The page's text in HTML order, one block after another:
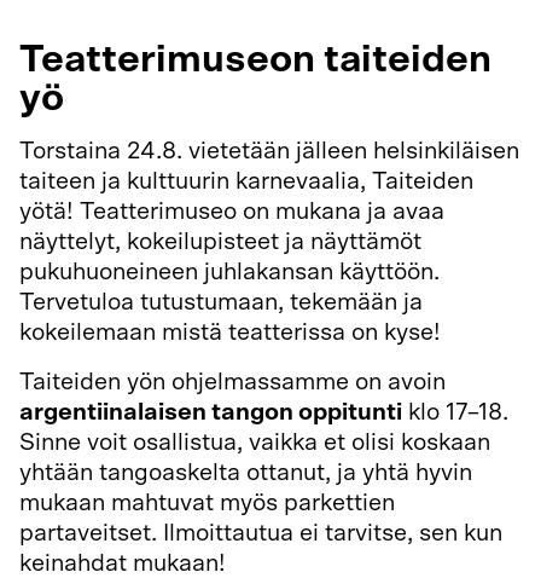
Teatterimuseon taiteiden
yö
Torstaina 24.8. vietetään jälleen helsinkiläisen
taiteen ja kulttuurin karnevaalia, Taiteiden
yötä! Teatterimuseo on mukana ja avaa
näyttelyt, kokeilupisteet ja näyttämöt
pukuhuoneineen juhlakansan käyttöön.
Tervetuloa tutustumaan, tekemään ja
kokeilemaan mistä teatterissa on kyse!
Taiteiden yön ohjelmassamme on avoin
argentiinalaisen tangon oppitunti klo 17–18.
Sinne voit osallistua, vaikka et olisi koskaan
yhtään tangoaskelta ottanut, ja yhtä hyvin
mukaan mahtuvat myös parkettien
partaveitset. Ilmoittautua ei tarvitse, sen kun
keinahdat mukaan!